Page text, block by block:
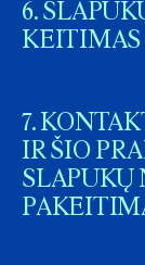
6.
KEITIMAS
7.
IR ŠIO
SLAPUKŲ